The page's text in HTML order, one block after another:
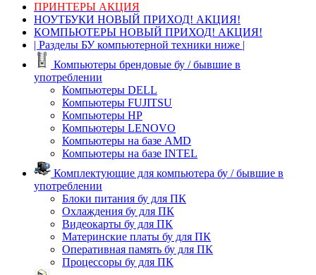
ПРИНТЕРЫ АКЦИЯ
НОУТБУКИ НОВЫЙ ПРИХОД! АКЦИЯ!
КОМПЬЮТЕРЫ НОВЫЙ ПРИХОД! АКЦИЯ!
| Разделы БУ компьютерной техники ниже |
Компьютеры брендовые бу / бывшие в
употреблении
Компьютеры DELL
Компьютеры FUJITSU
Компьютеры HP
Компьютеры LENOVO
Компьютеры на базе AMD
Компьютеры на базе INTEL
Комплектующие для компьютера бу / бывшие в
употреблении
Блоки питания бу для ПК
Охлаждения бу для ПК
Видеокарты бу для ПК
Материнские платы бу для ПК
Оперативная память бу для ПК
Процессоры бу для ПК